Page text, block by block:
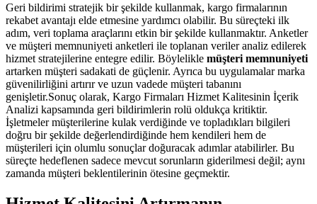
Geri bildirimi stratejik bir şekilde kullanmak, kargo firmalarının
rekabet avantajı elde etmesine yardımcı olabilir. Bu süreçteki ilk
adım, veri toplama araçlarını etkin bir şekilde kullanmaktır. Anketler
ve müşteri memnuniyeti anketleri ile toplanan veriler analiz edilerek
hizmet stratejilerine entegre edilir. Böylelikle müşteri memnuniyeti
artarken müşteri sadakati de güçlenir. Ayrıca bu uygulamalar marka
güvenilirliğini artırır ve uzun vadede müşteri tabanını
genişletir.Sonuç olarak, Kargo Firmaları Hizmet Kalitesinin İçerik
Analizi kapsamında geri bildirimlerin rolü oldukça kritiktir.
İşletmeler müşterilerine kulak verdiğinde ve topladıkları bilgileri
doğru bir şekilde değerlendirdiğinde hem kendileri hem de
müşterileri için olumlu sonuçlar doğuracak adımlar atabilirler. Bu
süreçte hedeflenen sadece mevcut sorunların giderilmesi değil; aynı
zamanda müşteri beklentilerinin ötesine geçmektir.